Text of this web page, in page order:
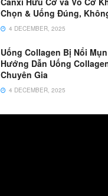
Chọn & Uống Đúng,
4 DECEMBER, 2025
Uống Collagen Bị Nổi
Hướng Dẫn Uống
Chuyên Gia
4 DECEMBER, 2025